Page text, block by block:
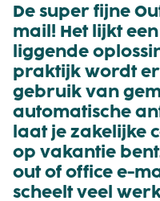
De super fijne
mail! Het lijkt
liggende
praktijk wordt
gebruik van
automatische
laat je zakelijke
op vakantie
out of office e-
scheelt veel